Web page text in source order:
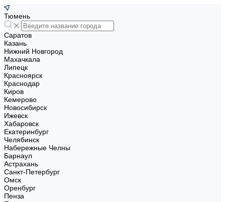
Тюмень
Саратов
Казань
Нижний Новгород
Махачкала
Липецк
Красноярск
Краснодар
Киров
Кемерово
Новосибирск
Ижевск
Хабаровск
Екатеринбург
Челябинск
Набережные Челны
Барнаул
Астрахань
Санкт-Петербург
Омск
Оренбург
Пенза